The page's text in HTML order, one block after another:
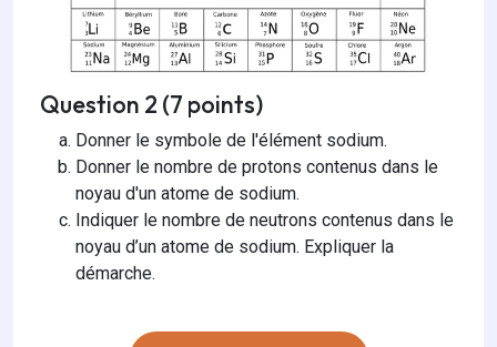
Question 2 (7 points)
Donner le symbole de l'élément sodium.
Donner le nombre de protons contenus dans le
noyau d'un atome de sodium.
Indiquer le nombre de neutrons contenus dans le
noyau d’un atome de sodium. Expliquer la
démarche.